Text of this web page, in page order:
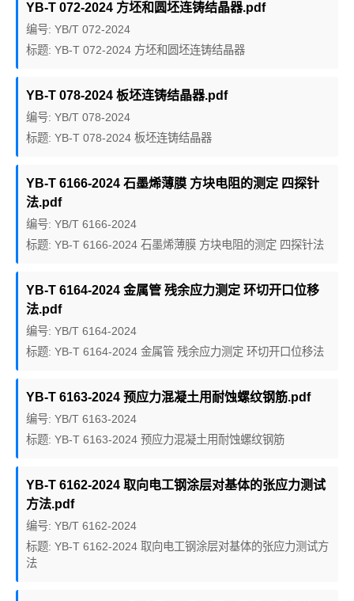
YB-T 072-2024 方坯和圆坯连铸结晶器.pdf
编号: YB/T 072-2024
标题: YB-T 072-2024 方坯和圆坯连铸结晶器
YB-T 078-2024 板坯连铸结晶器.pdf
编号: YB/T 078-2024
标题: YB-T 078-2024 板坯连铸结晶器
YB-T 6166-2024 石墨烯薄膜 方块电阻的测定 四探针
法.pdf
编号: YB/T 6166-2024
标题: YB-T 6166-2024 石墨烯薄膜 方块电阻的测定 四探针法
YB-T 6164-2024 金属管 残余应力测定 环切开口位移
法.pdf
编号: YB/T 6164-2024
标题: YB-T 6164-2024 金属管 残余应力测定 环切开口位移法
YB-T 6163-2024 预应力混凝土用耐蚀螺纹钢筋.pdf
编号: YB/T 6163-2024
标题: YB-T 6163-2024 预应力混凝土用耐蚀螺纹钢筋
YB-T 6162-2024 取向电工钢涂层对基体的张应力测试
方法.pdf
编号: YB/T 6162-2024
标题: YB-T 6162-2024 取向电工钢涂层对基体的张应力测试方
法